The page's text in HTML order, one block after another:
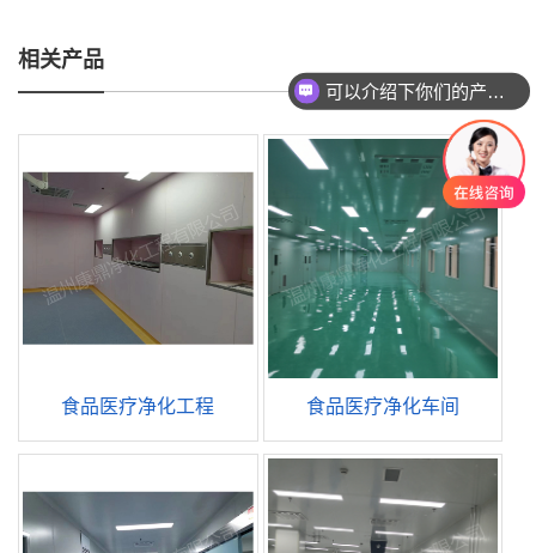
相关产品
食品医疗净化工程 食品医疗净化车间